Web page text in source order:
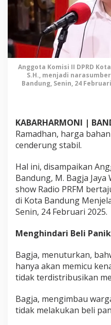
a
s
y
a
k
a
t
d
a
r
B
e
l
i
P
i
k
Anggota Komisi II DPRD
S.H., menjadi
Bandung, Senin, 24
KABARHARMONI |
Ramadhan, harga
cenderung stabil.
Hal ini, disampaikan
Bandung, M. Bagja Jaya
show Radio PRFM
di Kota Bandung
Senin, 24 Februari 2025.
Menghindari Beli Panik
Bagja, menuturkan,
hanya akan memicu
tidak terdistribusikan
Bagja, mengimbau
tidak melakukan beli